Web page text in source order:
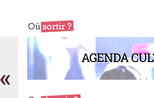
«Décor
AGENDA